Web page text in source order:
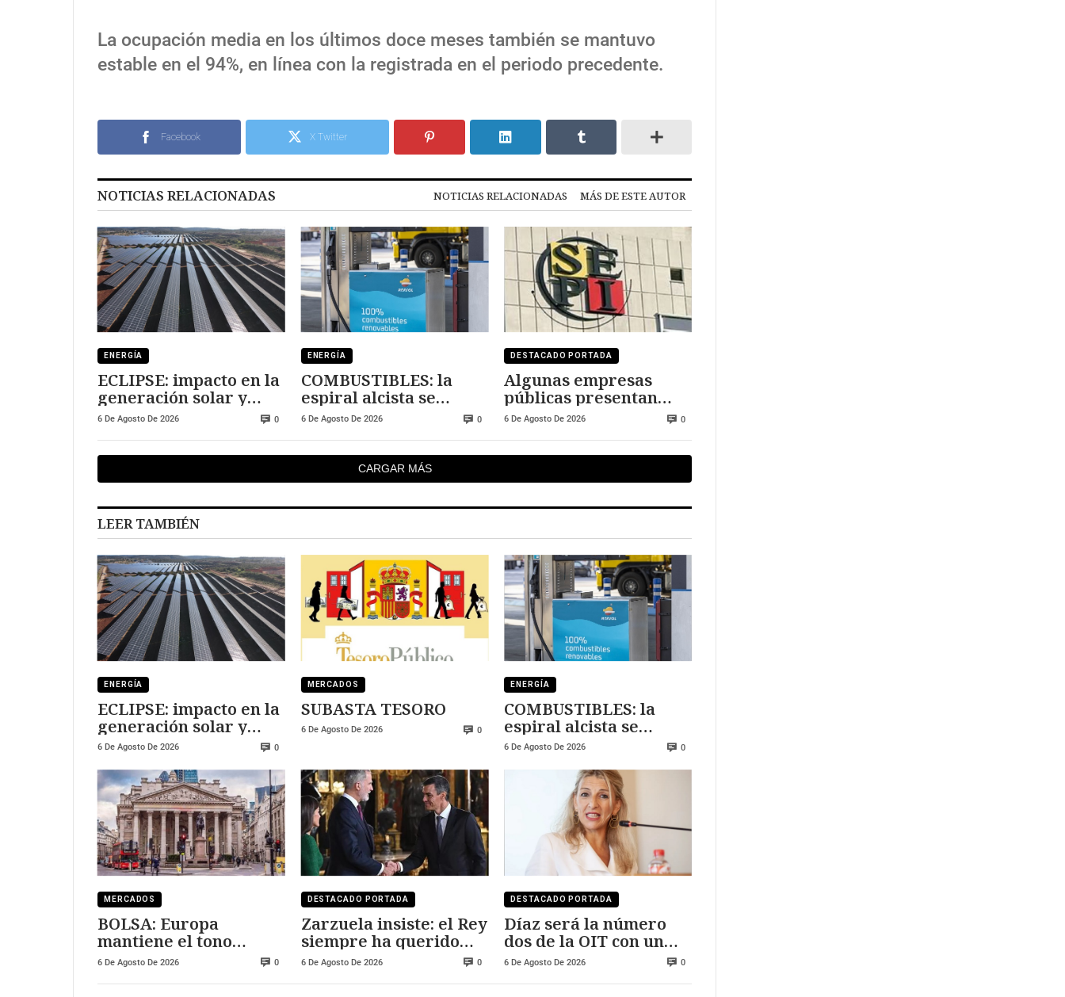
La ocupación media en los últimos doce meses también se mantuvo
estable en el 94%, en línea con la registrada en el periodo precedente.
Facebook X Twitter
NOTICIAS RELACIONADAS NOTICIAS RELACIONADAS MÁS DE ESTE AUTOR
ENERGÍA
ECLIPSE: impacto en la
generación solar y
fotovoltaica
6 De Agosto De 2026 0
ENERGÍA
COMBUSTIBLES: la
espiral alcista se
mantiene
6 De Agosto De 2026 0
DESTACADO PORTADA
Algunas empresas
públicas presentan
deficiencias en los
directivos
6 De Agosto De 2026 0
CARGAR MÁS
LEER TAMBIÉN
ENERGÍA
ECLIPSE: impacto en la
generación solar y
fotovoltaica
6 De Agosto De 2026 0
MERCADOS
SUBASTA TESORO
6 De Agosto De 2026 0
ENERGÍA
COMBUSTIBLES: la
espiral alcista se
mantiene
6 De Agosto De 2026 0
MERCADOS
BOLSA: Europa
mantiene el tono
positivo
6 De Agosto De 2026 0
DESTACADO PORTADA
Zarzuela insiste: el Rey
siempre ha querido
visitar Ceuta y Melilla
6 De Agosto De 2026 0
DESTACADO PORTADA
Díaz será la número
dos de la OIT con un
salario cercano a los
6 De Agosto De 2026 0